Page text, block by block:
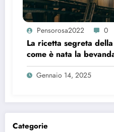
Pensorosa2022 0
La ricetta segreta
come è nata la
mondo
Gennaio 14, 2025
Categorie